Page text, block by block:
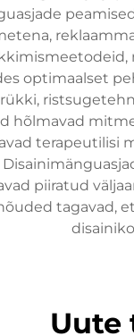
optimaalset
hõlmavad
terapeutilisi
piiratud
tagavad,
Uute